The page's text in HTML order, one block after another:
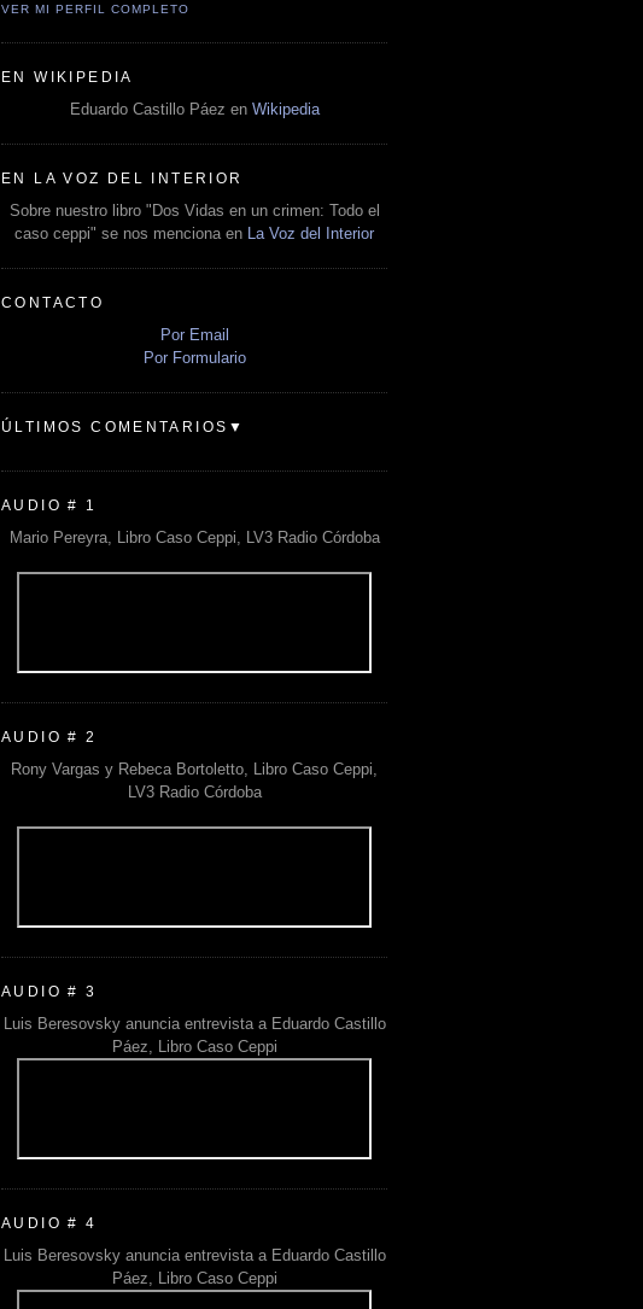
VER MI PERFIL COMPLETO
EN WIKIPEDIA
Eduardo Castillo Páez en Wikipedia
EN LA VOZ DEL INTERIOR
Sobre nuestro libro "Dos Vidas en un crimen: Todo el
caso ceppi" se nos menciona en
La Voz del Interior
CONTACTO
Por Email
Por Formulario
ÚLTIMOS COMENTARIOS▼
AUDIO # 1
Mario Pereyra, Libro Caso Ceppi, LV3 Radio Córdoba
AUDIO # 2
Rony Vargas y Rebeca Bortoletto, Libro Caso Ceppi,
LV3 Radio Córdoba
AUDIO # 3
Luis Beresovsky anuncia entrevista a Eduardo Castillo
Páez, Libro Caso Ceppi
AUDIO # 4
Luis Beresovsky anuncia entrevista a Eduardo Castillo
Páez, Libro Caso Ceppi